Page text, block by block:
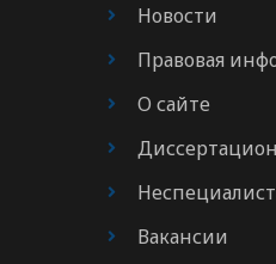
Новости
Правовая
О сайте
Вакансии